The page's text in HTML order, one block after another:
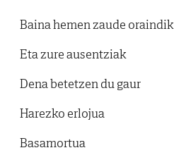
Baina hemen zaude oraindik
Eta zure ausentziak
Dena betetzen du gaur
Harezko erlojua
Basamortua